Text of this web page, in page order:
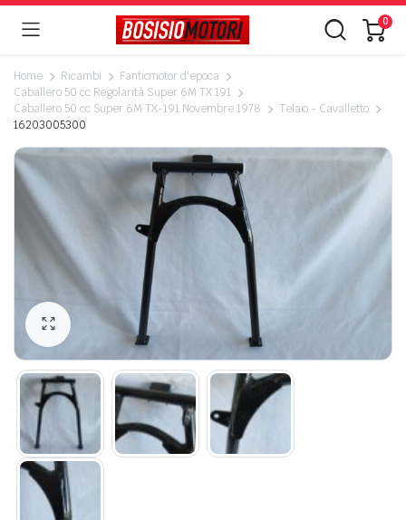
0
Home Ricambi
Fanticmotor d'epoca
Caballero 50 cc Regolarità Super 6M TX 191
Caballero 50 cc Super 6M TX-191 Novembre 1978
Telaio - Cavalletto
16203005300